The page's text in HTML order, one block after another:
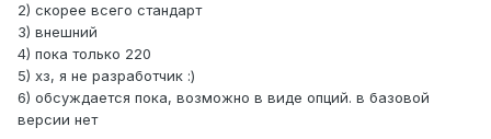
2) скорее всего стандарт
3) внешний
4) пока только 220
5) хз, я не разработчик :)
6) обсуждается пока, возможно в виде опций. в базовой
версии нет